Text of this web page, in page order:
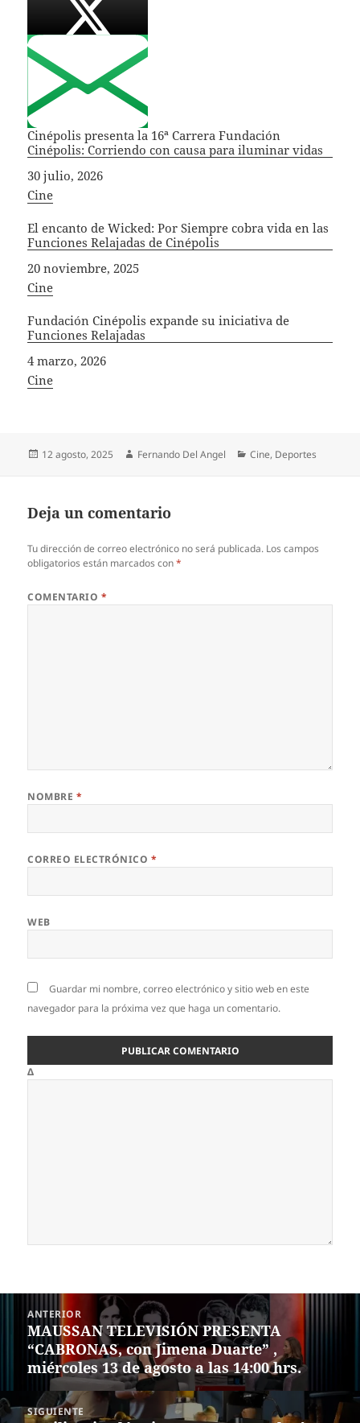
Cinépolis presenta la 16ª Carrera Fundación
Cinépolis: Corriendo con causa para iluminar vidas
Fecha
30 julio, 2026
In relation to
Cine
El encanto de Wicked: Por Siempre cobra vida en las
Funciones Relajadas de Cinépolis
Fecha
20 noviembre, 2025
In relation to
Cine
Fundación Cinépolis expande su iniciativa de
Funciones Relajadas
Fecha
4 marzo, 2026
In relation to
Cine
Publicado
12 agosto, 2025 Autor
Fernando Del Angel Categorías
Cine, Deportes
Deja un comentario
Tu dirección de correo electrónico no será publicada. Los campos
obligatorios están marcados con*
COMENTARIO *
NOMBRE *
CORREO ELECTRÓNICO *
WEB
Guardar mi nombre, correo electrónico y sitio web en este
navegador para la próxima vez que haga un comentario.
Δ
entradas
ANTERIOR
Entrada
anterior:
MAUSSAN TELEVISIÓN PRESENTA
“CABRONAS, con Jimena Duarte” ,
miércoles 13 de agosto a las 14:00 hrs.
SIGUIENTE